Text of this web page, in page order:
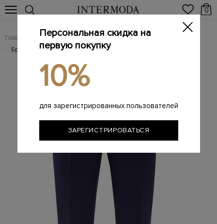
0
Главная Мужчинам / Одежда / Мужские брюки
/ Брендовые мужские брюки
Персональная скидка на
первую покупку
10%
для зарегистрированных пользователей
ЗАРЕГИСТРИРОВАТЬСЯ